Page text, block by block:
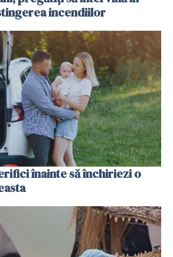
incendiilor
înainte să închiriezi o